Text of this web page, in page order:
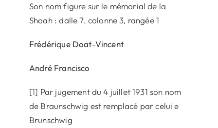
Son nom figure sur le mémorial de la
Shoah : dalle 7, colonne 3, rangée 1
Frédérique Doat-Vincent
André Francisco
[1] Par jugement du 4 juillet 1931 son nom
de Braunschwig est remplacé par celui e
Brunschwig